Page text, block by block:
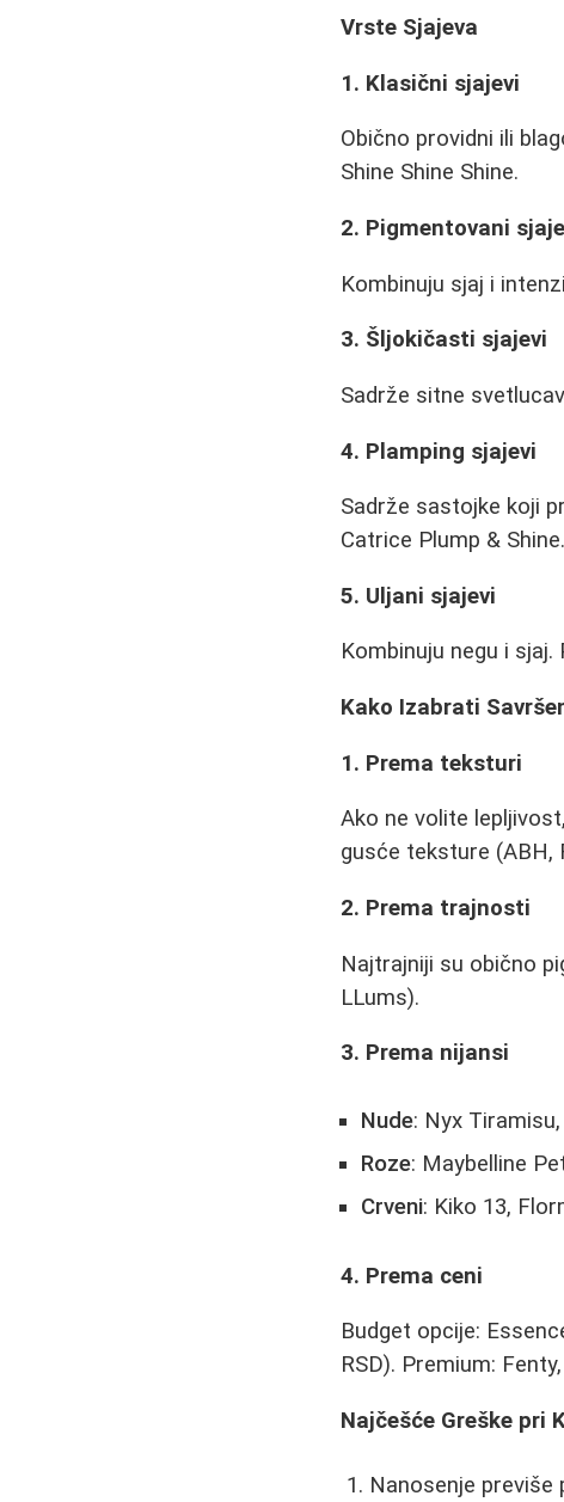
Vrste Sjajeva
1. Klasični sjajevi
Obično providni ili
Shine Shine Shine.
2. Pigmentovani
Kombinuju sjaj i
3. Šljokičasti sjajevi
Sadrže sitne
4. Plamping sjajevi
Sadrže sastojke koji
Catrice Plump & Shine.
5. Uljani sjajevi
Kombinuju negu i sjaj.
Kako Izabrati
1. Prema teksturi
Ako ne volite
gusće teksture (ABH,
2. Prema trajnosti
Najtrajniji su obično
LLums).
3. Prema nijansi
Nude: Nyx
Roze: Maybelline
Crveni: Kiko 13,
4. Prema ceni
Budget opcije:
RSD). Premium:
Najčešće Greške pri
Nanosenje previše